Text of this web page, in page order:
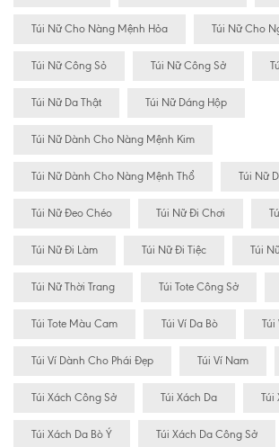
Túi Nữ Cho Nàng Mệnh Hỏa Túi Nữ Cho
Túi Nữ Công Sỏ Túi Nữ Công Sở
Túi Nữ Da Thật Túi Nữ Dáng Hộp
Túi Nữ Dành Cho Nàng Mệnh Kim
Túi Nữ Dành Cho Nàng Mệnh Thổ Túi Nữ
Túi Nữ Đeo Chéo Túi Nữ Đi Chơi
Túi Nữ Đi Làm Túi Nữ Đi Tiệc Túi
Túi Nữ Thời Trang Túi Tote Công Sở
Túi Tote Màu Cam Túi Ví Da Bò Túi
Túi Ví Dành Cho Phái Đẹp Túi Ví Nam
Túi Xách Công Sở Túi Xách Da Túi
Túi Xách Da Bò Ý Túi Xách Da Công Sở